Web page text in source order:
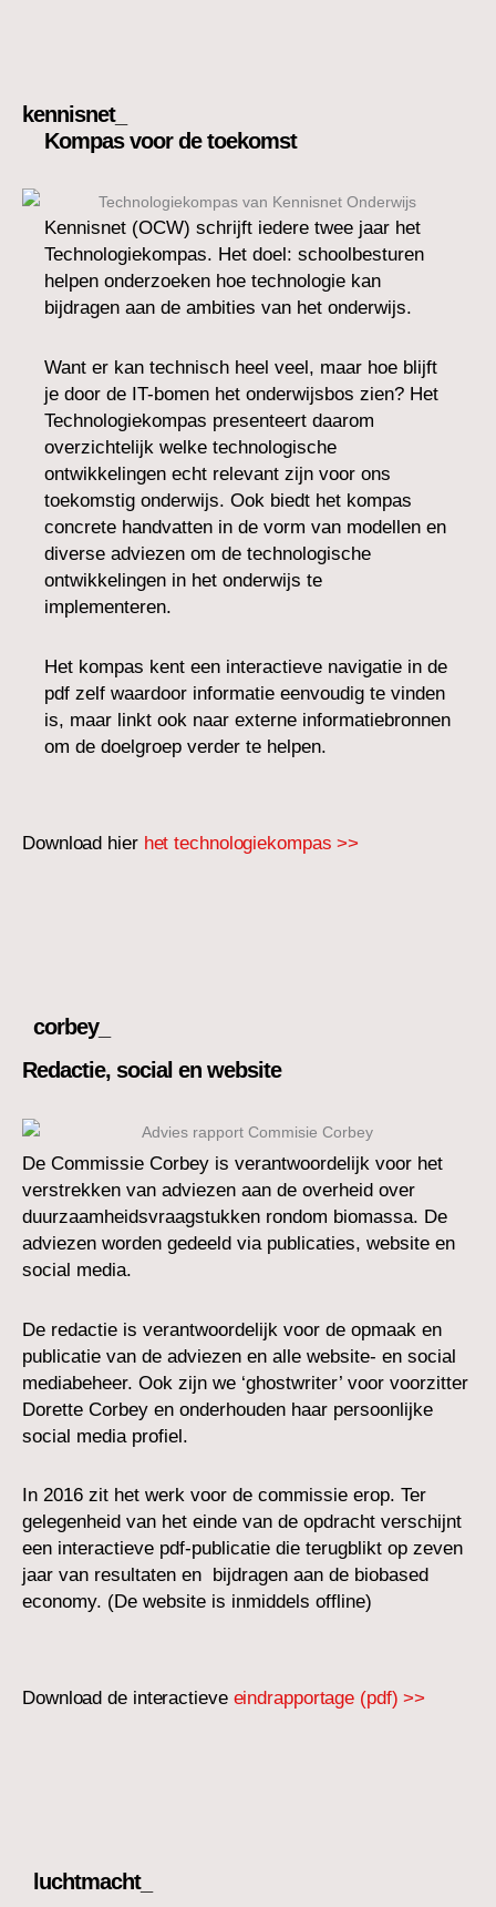
kennisnet_
Kompas voor de toekomst
Kennisnet (OCW) schrijft iedere twee jaar het
Technologiekompas. Het doel: schoolbesturen
helpen onderzoeken hoe technologie kan
bijdragen aan de ambities van het onderwijs.
Want er kan technisch heel veel, maar hoe blijft
je door de IT-bomen het onderwijsbos zien? Het
Technologiekompas presenteert daarom
overzichtelijk welke technologische
ontwikkelingen echt relevant zijn voor ons
toekomstig onderwijs. Ook biedt het kompas
concrete handvatten in de vorm van modellen en
diverse adviezen om de technologische
ontwikkelingen in het onderwijs te
implementeren.
Het kompas kent een interactieve navigatie in de
pdf zelf waardoor informatie eenvoudig te vinden
is, maar linkt ook naar externe informatiebronnen
om de doelgroep verder te helpen.
Download hier het technologiekompas >>
corbey_
Redactie, social en website
De Commissie Corbey is verantwoordelijk voor het
verstrekken van adviezen aan de overheid over
duurzaamheidsvraagstukken rondom biomassa. De
adviezen worden gedeeld via publicaties, website en
social media.
De redactie is verantwoordelijk voor de opmaak en
publicatie van de adviezen en alle website- en social
mediabeheer. Ook zijn we ‘ghostwriter’ voor voorzitter
Dorette Corbey en onderhouden haar persoonlijke
social media profiel.
In 2016 zit het werk voor de commissie erop. Ter
gelegenheid van het einde van de opdracht verschijnt
een interactieve pdf-publicatie die terugblikt op zeven
jaar van resultaten en bijdragen aan de biobased
economy. (De website is inmiddels offline)
Download de interactieve eindrapportage (pdf) >>
luchtmacht_